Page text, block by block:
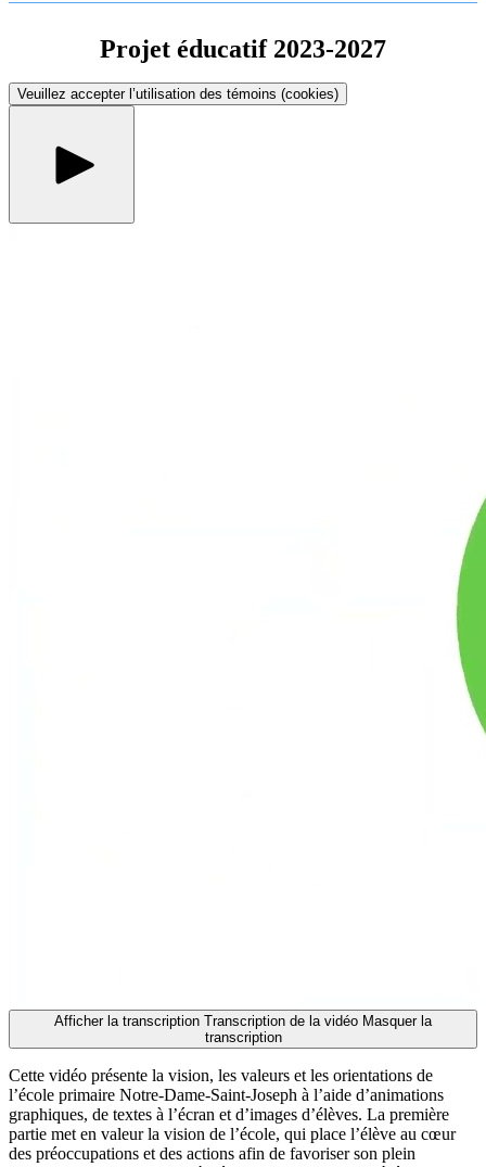
Projet éducatif 2023-2027
Veuillez accepter l’utilisation des témoins (cookies)
Afficher la transcription Transcription de la vidéo Masquer la
transcription
Cette vidéo présente la vision, les valeurs et les orientations de
l’école primaire Notre-Dame-Saint-Joseph à l’aide d’animations
graphiques, de textes à l’écran et d’images d’élèves. La première
partie met en valeur la vision de l’école, qui place l’élève au cœur
des préoccupations et des actions afin de favoriser son plein